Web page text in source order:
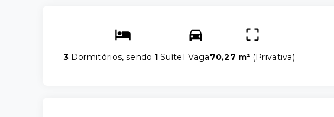
3 Dormitórios, sendo 1 Suíte1 Vaga70,27 m² (Privativa)